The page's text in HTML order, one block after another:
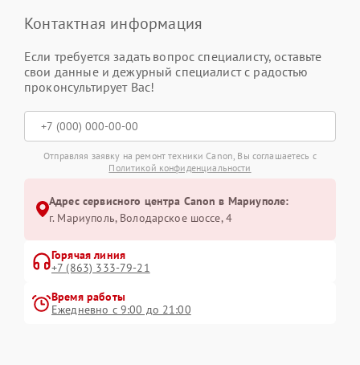
Контактная информация
Если требуется задать вопрос специалисту, оставьте
свои данные и дежурный специалист с радостью
проконсультирует Вас!
Отправляя заявку на ремонт техники Canon, Вы соглашаетесь с
Политикой конфиденциальности
Адрес сервисного центра Canon в Мариуполе:
г. Мариуполь, Володарское шоссе, 4
Горячая линия
+7 (863) 333-79-21
Время работы
Ежедневно с 9:00 до 21:00